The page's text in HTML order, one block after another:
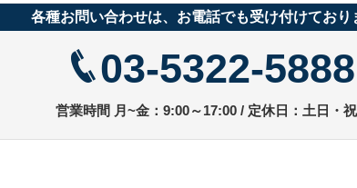
各種お問い合わせは、お電話でも受け付けており
03-5322-5888
営業時間 月~金：9:00～17:00 / 定休日：土日・祝